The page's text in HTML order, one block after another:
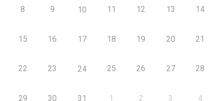
8 9 10 11 12 13 14
15 16 17 18 19 20 21
22 23 24 25 26 27 28
29 30 31 1 2 3 4